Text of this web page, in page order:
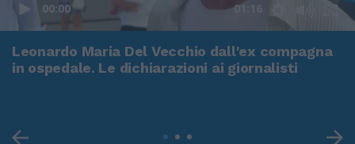
00:00 01:16
Leonardo Maria Del Vecchio dall'ex compagna
in ospedale. Le dichiarazioni ai giornalisti